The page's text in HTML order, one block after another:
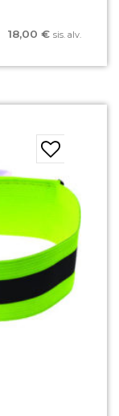
18,00 € sis. alv.